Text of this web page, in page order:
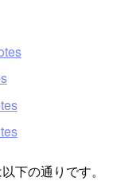
下の通りです。